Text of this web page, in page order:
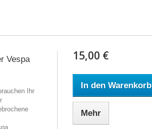
Vespa
Ihr
15,00 €
In den Warenkorb
Mehr